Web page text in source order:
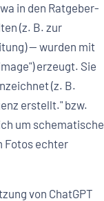
in den Ratgeber-
(z. B. zur
— wurden mit
erzeugt. Sie
(z. B.
erstellt." bzw.
um schematische
Fotos echter
von ChatGPT